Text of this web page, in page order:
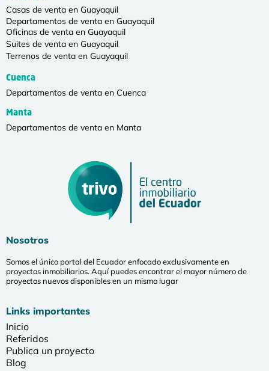
Casas de venta en Guayaquil
Departamentos de venta en Guayaquil
Oficinas de venta en Guayaquil
Suites de venta en Guayaquil
Terrenos de venta en Guayaquil
Cuenca
Departamentos de venta en Cuenca
Manta
Departamentos de venta en Manta
Nosotros
Somos el único portal del Ecuador enfocado exclusivamente en
proyectos inmobiliarios. Aquí puedes encontrar el mayor número de
proyectos nuevos disponibles en un mismo lugar
Links importantes
Inicio
Referidos
Publica un proyecto
Blog